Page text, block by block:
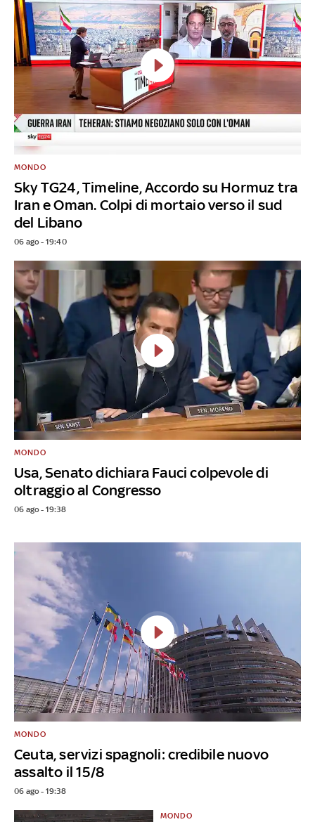
Sky TG24, Timeline, Accordo su Hormuz tra
Iran e Oman. Colpi di mortaio verso il sud
del Libano
MONDO
06 ago - 19:40
Usa, Senato dichiara Fauci colpevole di
oltraggio al Congresso
MONDO
06 ago - 19:38
Ceuta, servizi spagnoli: credibile nuovo
assalto il 15/8
MONDO
06 ago - 19:38
MONDO